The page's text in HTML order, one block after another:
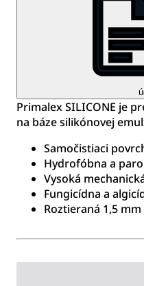
Primalex SILICONE je
na báze silikónovej
Samočistiaci
Hydrofóbna a
Vysoká
Fungicídna a
Roztieraná 1,5 mm